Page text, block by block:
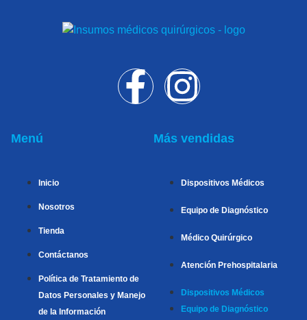
Menú
Inicio
Nosotros
Tienda
Contáctanos
Política de Tratamiento de
Datos Personales y Manejo
de la Información
Más vendidas
Dispositivos Médicos
Equipo de Diagnóstico
Médico Quirúrgico
Atención Prehospitalaria
Dispositivos Médicos
Equipo de Diagnóstico